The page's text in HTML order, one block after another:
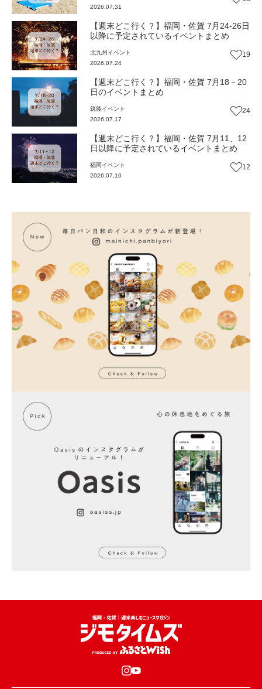
2026.07.31
【週末どこ行く？】福岡・佐賀 7月24-26日
以降に予定されているイベントまとめ
北九州 イベント
2026.07.24
19
【週末どこ行く？】福岡・佐賀 7月18－20
日のイベントまとめ
筑後イベント
2026.07.17
24
【週末どこ行く？】福岡・佐賀 7月11、12
日以降に予定されているイベントまとめ
福岡 イベント
2026.07.10
12